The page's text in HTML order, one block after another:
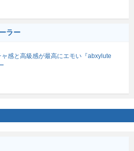
ラー
感と高級感が最高にエモい『abxylute